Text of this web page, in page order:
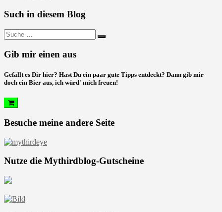
Such in diesem Blog
Suche
nach:
Gib mir einen aus
Gefällt es Dir hier? Hast Du ein paar gute Tipps entdeckt? Dann gib mir
doch ein Bier aus, ich würd' mich freuen!
Besuche meine andere Seite
Nutze die Mythirdblog-Gutscheine